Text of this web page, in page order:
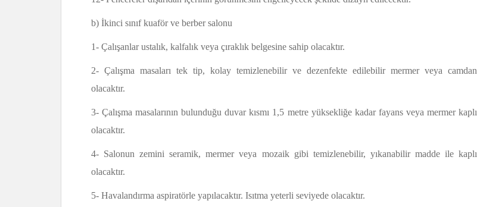
b) İkinci sınıf kuaför ve berber salonu
1- Çalışanlar ustalık, kalfalık veya çıraklık belgesine sahip olacaktır.
2- Çalışma masaları tek tip, kolay temizlenebilir ve dezenfekte edilebilir mermer veya camdan
olacaktır.
3- Çalışma masalarının bulunduğu duvar kısmı 1,5 metre yüksekliğe kadar fayans veya mermer kaplı
olacaktır.
4- Salonun zemini seramik, mermer veya mozaik gibi temizlenebilir, yıkanabilir madde ile kaplı
olacaktır.
5- Havalandırma aspiratörle yapılacaktır. Isıtma yeterli seviyede olacaktır.